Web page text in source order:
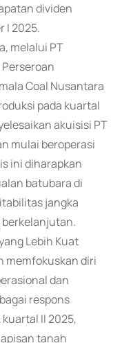
dividen
I 2025.
melalui PT
Coal Nusantara
pada kuartal
akuisisi PT
mulai beroperasi
ini diharapkan
batubara di
jangka
Lebih Kuat
memfokuskan diri
dan
respons
II 2025,
tanah